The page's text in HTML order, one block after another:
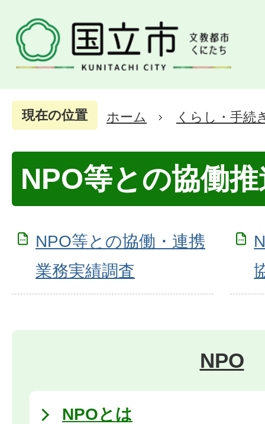
現在の位置 ホーム くらし・手続
NPO等との協働
NPO等との協働・連携
業務実績調査
NPO
NPOとは